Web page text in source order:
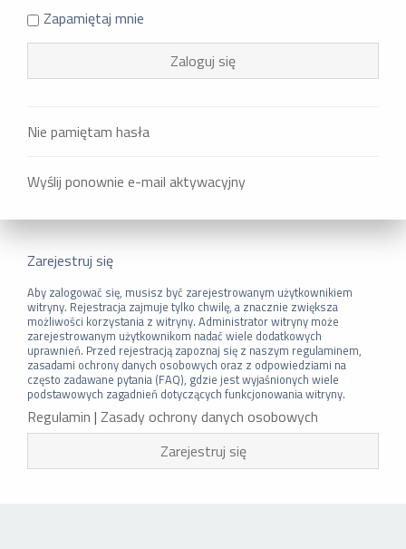
Zapamiętaj mnie
Nie pamiętam hasła
Wyślij ponownie e-mail aktywacyjny
Zarejestruj się
Aby zalogować się, musisz być zarejestrowanym użytkownikiem
witryny. Rejestracja zajmuje tylko chwilę, a znacznie zwiększa
możliwości korzystania z witryny. Administrator witryny może
zarejestrowanym użytkownikom nadać wiele dodatkowych
uprawnień. Przed rejestracją zapoznaj się z naszym regulaminem,
zasadami ochrony danych osobowych oraz z odpowiedziami na
często zadawane pytania (FAQ), gdzie jest wyjaśnionych wiele
podstawowych zagadnień dotyczących funkcjonowania witryny.
Regulamin | Zasady ochrony danych osobowych
Zarejestruj się